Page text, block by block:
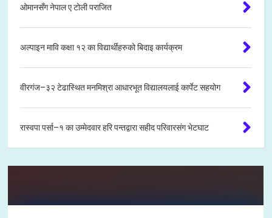
ओमानसँग नेपाल ए टोली पराजित
अल्पाइन मावि कक्षा १२ का विद्यार्थीहरुको बिदाइ कार्यक्रम
वीरगंज–३२ टेढास्थित मनमिश्रा आधारभूत विद्यालयलाई कार्पेट सहयोग
रास्वपा पर्सा–१ का उम्मेदवार हरि पन्तद्वारा सहीद परिवारसंग भेटघाट